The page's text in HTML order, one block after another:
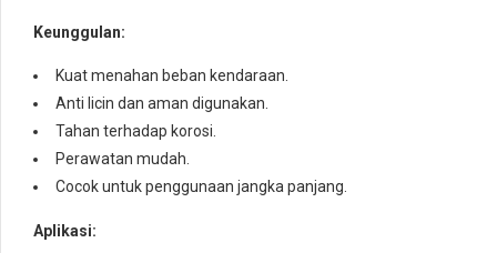
Keunggulan:
Kuat menahan beban kendaraan.
Anti licin dan aman digunakan.
Tahan terhadap korosi.
Perawatan mudah.
Cocok untuk penggunaan jangka panjang.
Aplikasi: